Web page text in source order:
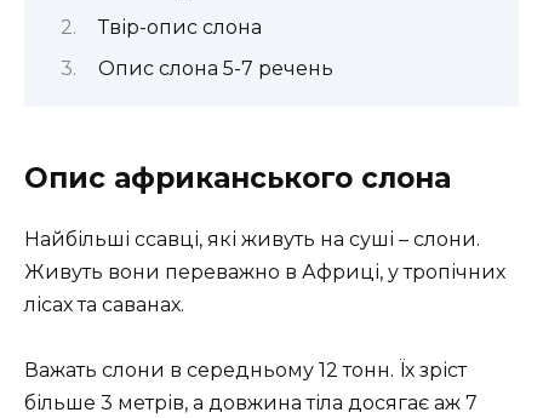
Твір-опис слона
Опис слона 5-7 речень
Опис африканського слона
Найбільші ссавці, які живуть на суші – слони.
Живуть вони переважно в Африці, у тропічних
лісах та саванах.
Важать слони в середньому 12 тонн. Їх зріст
більше 3 метрів, а довжина тіла досягає аж 7